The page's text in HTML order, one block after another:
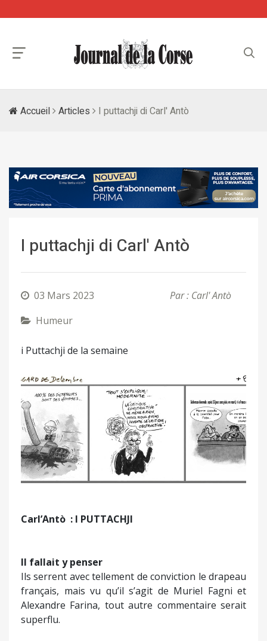
Accueil Articles I puttachji di Carl' Antò
I puttachji di Carl' Antò
03 Mars 2023
Par : Carl' Antò
Humeur
i Puttachji de la semaine
Carl’Antò : I PUTTACHJI
Il fallait y penser
Ils serrent avec tellement de conviction le drapeau
français, mais vu qu’il s’agit de Muriel Fagni et
Alexandre Farina, tout autre commentaire serait
superflu.